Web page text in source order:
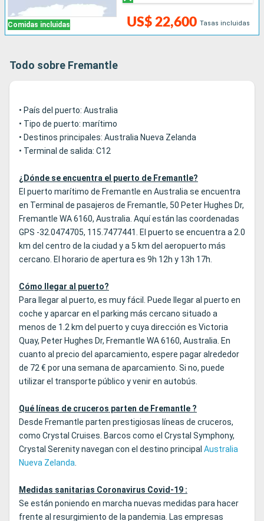
Comidas incluidas US$ 22,600 Tasas incluidas
Todo sobre Fremantle
• País del puerto: Australia
• Tipo de puerto: marítimo
• Destinos principales: Australia Nueva Zelanda
• Terminal de salida: C12
¿Dónde se encuentra el puerto de Fremantle?
El puerto marítimo de Fremantle en Australia se encuentra
en Terminal de pasajeros de Fremantle, 50 Peter Hughes Dr,
Fremantle WA 6160, Australia. Aquí están las coordenadas
GPS -32.0474705, 115.7477441. El puerto se encuentra a 2.0
km del centro de la ciudad y a 5 km del aeropuerto más
cercano. El horario de apertura es 9h 12h y 13h 17h.
Cómo llegar al puerto?
Para llegar al puerto, es muy fácil. Puede llegar al puerto en
coche y aparcar en el parking más cercano situado a
menos de 1.2 km del puerto y cuya dirección es Victoria
Quay, Peter Hughes Dr, Fremantle WA 6160, Australia. En
cuanto al precio del aparcamiento, espere pagar alrededor
de 72 € por una semana de aparcamiento. Si no, puede
utilizar el transporte público y venir en autobús.
Qué líneas de cruceros parten de Fremantle ?
Desde Fremantle parten prestigiosas líneas de cruceros,
como Crystal Cruises. Barcos como el Crystal Symphony,
Crystal Serenity navegan con el destino principal Australia
Nueva Zelanda.
Medidas sanitarias Coronavirus Covid-19 :
Se están poniendo en marcha nuevas medidas para hacer
frente al resurgimiento de la pandemia. Las empresas